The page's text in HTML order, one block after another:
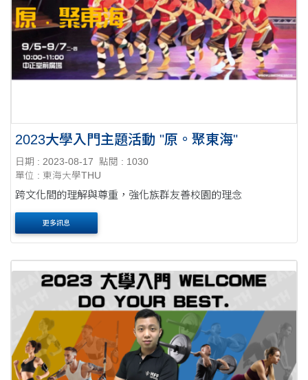
2023大學入門主題活動 "原。聚東海"
日期 : 2023-08-17
點閱 : 1030
單位 : 東海大學THU
跨文化間的理解與尊重，強化族群友善校園的理念
更多訊息